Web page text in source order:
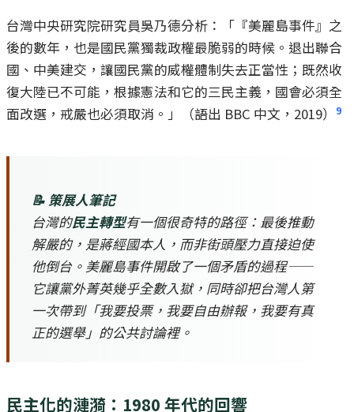
台灣中央研究院研究員吳乃德分析：「『美麗島事件』之
後的數年，也是國民黨獨裁政權最脆弱的時候。退出聯合
國、中美建交，讓國民黨的威權體制失去正當性；既然收
復大陸已不可能，根據憲法和它的三民主義，國會必須全
面改選，戒嚴也必須取消。」（語出 BBC 中文，2019）
9
📝 策展人筆記
台灣的民主轉型有一個很奇特的路徑：最後推動
解嚴的，是蔣經國本人，而非街頭壓力直接迫使
他倒台。美麗島事件開啟了一個矛盾的過程——
它讓黨外菁英幾乎全數入獄，同時卻把台灣人第
一次帶到「我要投票，我要自由辦報，我要有真
正的選舉」的公共討論裡。
民主化的漣漪：1980 年代的回響